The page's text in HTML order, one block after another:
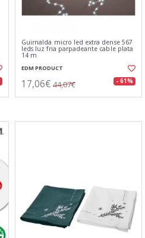
Guirnalda micro led extra dense 567
leds luz fria parpadeante cable plata
14 m
EDM PRODUCT
17,06€ 44,07€ - 61%